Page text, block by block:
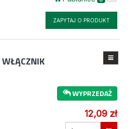
ZAPYTAJ O PRODUKT
WŁĄCZNIK
WYPRZEDAŻ
12,09 zł